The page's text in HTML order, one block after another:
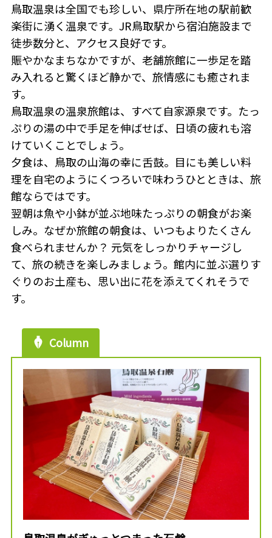
鳥取温泉は全国でも珍しい、県庁所在地の駅前歓
楽街に湧く温泉です。JR鳥取駅から宿泊施設まで
徒歩数分と、アクセス良好です。
賑やかなまちなかですが、老舗旅館に一歩足を踏
み入れると驚くほど静かで、旅情感にも癒されま
す。
鳥取温泉の温泉旅館は、すべて自家源泉です。たっ
ぷりの湯の中で手足を伸ばせば、日頃の疲れも溶
けていくことでしょう。
夕食は、鳥取の山海の幸に舌鼓。目にも美しい料
理を自宅のようにくつろいで味わうひとときは、旅
館ならではです。
翌朝は魚や小鉢が並ぶ地味たっぷりの朝食がお楽
しみ。なぜか旅館の朝食は、いつもよりたくさん
食べられませんか？ 元気をしっかりチャージし
て、旅の続きを楽しみましょう。館内に並ぶ選りす
ぐりのお土産も、思い出に花を添えてくれそうで
す。
Column